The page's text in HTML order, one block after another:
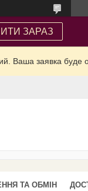
ЗАРАЗ
Ваша заявка буде
ТА ОБМІН